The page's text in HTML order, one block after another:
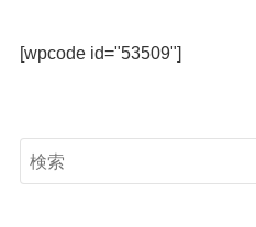
[wpcode id="53509"]